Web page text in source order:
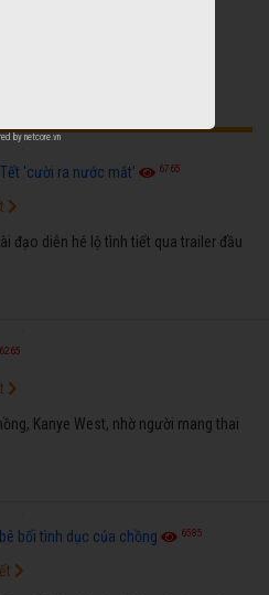
'cười ra nước mắt' 6765
đạo diễn hé lộ tình tiết qua trailer đầu
6265
Kanye West, nhờ người mang thai
bối tình dục của chồng 6585
by netcore.vn